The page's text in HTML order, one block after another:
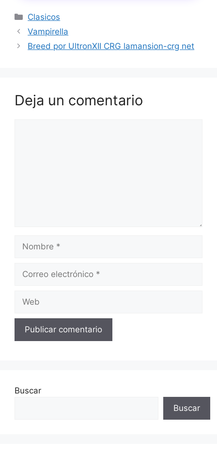
Categorías
Clasicos
Vampirella
Breed por UltronXII CRG lamansion-crg net
Deja un comentario
Nombre
Correo
Web
Buscar
Buscar